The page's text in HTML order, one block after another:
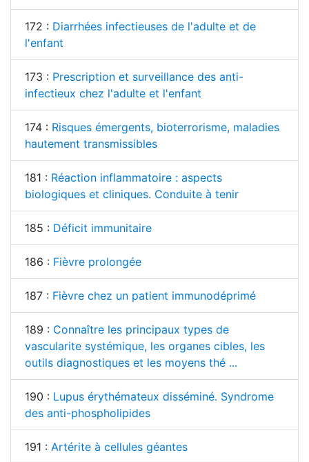
172 : Diarrhées infectieuses de l'adulte et de
l'enfant
173 : Prescription et surveillance des anti-
infectieux chez l'adulte et l'enfant
174 : Risques émergents, bioterrorisme, maladies
hautement transmissibles
181 : Réaction inflammatoire : aspects
biologiques et cliniques. Conduite à tenir
185 : Déficit immunitaire
186 : Fièvre prolongée
187 : Fièvre chez un patient immunodéprimé
189 : Connaître les principaux types de
vascularite systémique, les organes cibles, les
outils diagnostiques et les moyens thé ...
190 : Lupus érythémateux disséminé. Syndrome
des anti-phospholipides
191 : Artérite à cellules géantes